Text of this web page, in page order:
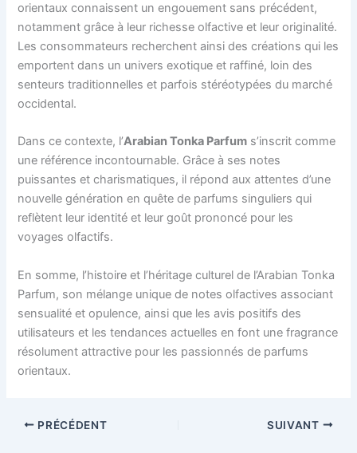
orientaux connaissent un engouement sans précédent,
notamment grâce à leur richesse olfactive et leur originalité.
Les consommateurs recherchent ainsi des créations qui les
emportent dans un univers exotique et raffiné, loin des
senteurs traditionnelles et parfois stéréotypées du marché
occidental.
Dans ce contexte, l’Arabian Tonka Parfum s’inscrit comme
une référence incontournable. Grâce à ses notes
puissantes et charismatiques, il répond aux attentes d’une
nouvelle génération en quête de parfums singuliers qui
reflètent leur identité et leur goût prononcé pour les
voyages olfactifs.
En somme, l’histoire et l’héritage culturel de l’Arabian Tonka
Parfum, son mélange unique de notes olfactives associant
sensualité et opulence, ainsi que les avis positifs des
utilisateurs et les tendances actuelles en font une fragrance
résolument attractive pour les passionnés de parfums
orientaux.
PRÉCÉDENT SUIVANT